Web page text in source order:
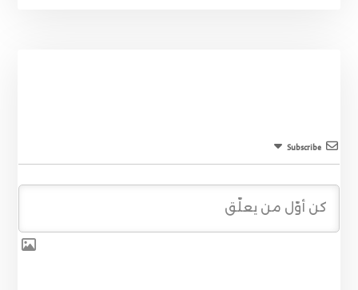
Subscribe